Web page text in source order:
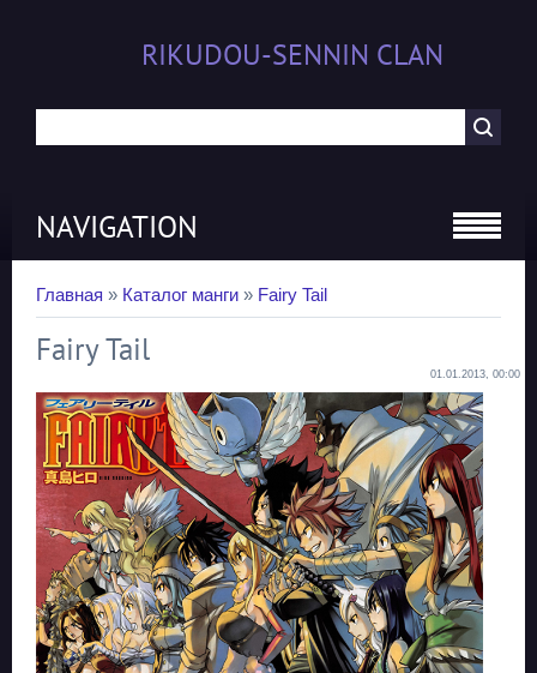
RIKUDOU-SENNIN CLAN
NAVIGATION
Главная » Каталог манги » Fairy Tail
Fairy Tail
01.01.2013, 00:00